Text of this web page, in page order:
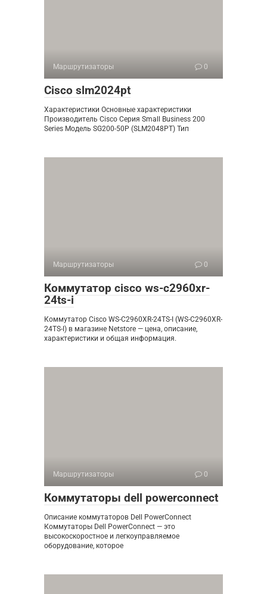
Маршрутизаторы 0
Cisco slm2024pt
Характеристики Основные характеристики
Производитель Cisco Серия Small Business 200
Series Модель SG200-50P (SLM2048PT) Тип
Маршрутизаторы 0
Коммутатор cisco ws-c2960xr-
24ts-i
Коммутатор Cisco WS-C2960XR-24TS-I (WS-C2960XR-
24TS-I) в магазине Netstore — цена, описание,
характеристики и общая информация.
Маршрутизаторы 0
Коммутаторы dell powerconnect
Описание коммутаторов Dell PowerConnect
Коммутаторы Dell PowerConnect — это
высокоскоростное и легкоуправляемое
оборудование, которое